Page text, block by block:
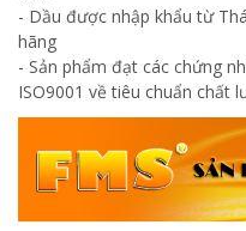
- Dầu được nhập khẩu từ
hãng
- Sản phẩm đạt các chứng
ISO9001 về tiêu chuẩn chất